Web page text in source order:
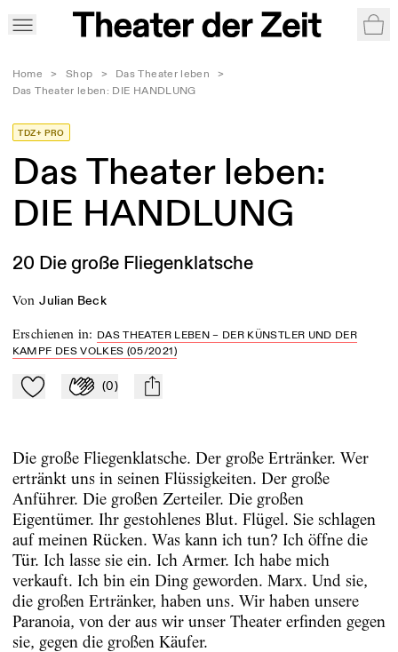
Home > Shop > Das Theater leben
>
Das Theater leben: DIE HANDLUNG
TDZ+ PRO
Das Theater leben:
DIE HANDLUNG
20 Die große Fliegenklatsche
von Julian Beck
Erschienen in: DAS THEATER LEBEN – DER KÜNSTLER UND DER
KAMPF DES VOLKES (05/2021)
Zu Mein-TdZ hinzufügen
Applaudieren
(0) mail
Die große Fliegenklatsche. Der große Ertränker. Wer
ertränkt uns in seinen Flüssigkeiten. Der große
Anführer. Die großen Zerteiler. Die großen
Eigentümer. Ihr gestohlenes Blut. Flügel. Sie schlagen
auf meinen Rücken. Was kann ich tun? Ich öffne die
Tür. Ich lasse sie ein. Ich Armer. Ich habe mich
verkauft. Ich bin ein Ding geworden. Marx. Und sie,
die großen Ertränker, haben uns. Wir haben unsere
Paranoia, von der aus wir unser Theater erfinden gegen
sie, gegen die großen Käufer.